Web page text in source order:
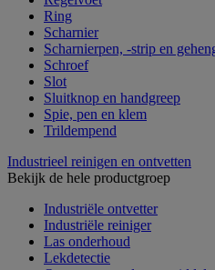
Ring
Scharnier
Scharnierpen, -strip en
Schroef
Slot
Sluitknop en handgreep
Spie, pen en klem
Trildempend
Industrieel reinigen en ontvetten
Bekijk de hele productgroep
Industriële ontvetter
Industriële reiniger
Las onderhoud
Lekdetectie